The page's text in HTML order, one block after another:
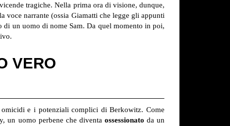
tragiche. Nella prima ora di visione, dunque,
voce narrante (ossia Giamatti che legge gli appunti
un uomo di nome Sam. Da quel momento in poi,
VERO
e i potenziali complici di Berkowitz. Come
un uomo perbene che diventa ossessionato da un